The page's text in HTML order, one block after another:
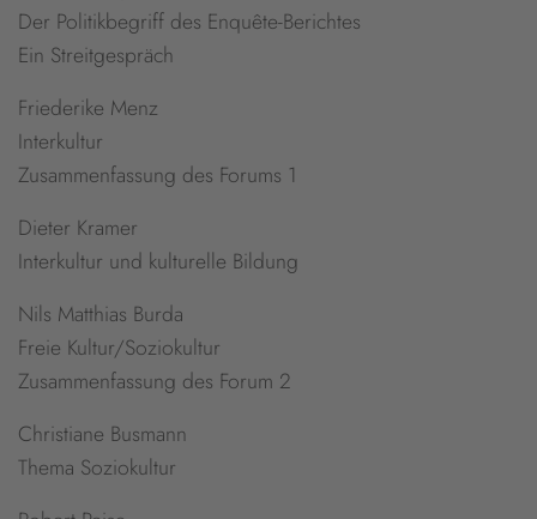
Der Politikbegriff des Enquête-Berichtes
Ein Streitgespräch
Friederike Menz
Interkultur
Zusammenfassung des Forums 1
Dieter Kramer
Interkultur und kulturelle Bildung
Nils Matthias Burda
Freie Kultur/Soziokultur
Zusammenfassung des Forum 2
Christiane Busmann
Thema Soziokultur